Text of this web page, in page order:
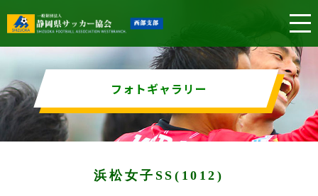
フォトギャラリー
浜松女子SS(1012)